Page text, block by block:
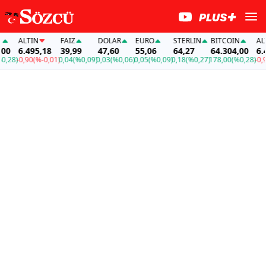
ALTIN
6.495,18
-0,90(%-0,01)
FAİZ
39,99
0,04(%0,09)
DOLAR
47,60
0,03(%0,06)
EURO
55,06
0,05(%0,09)
STERLIN
64,27
0,18(%0,27)
BITCOIN
64.304,00
178,00(%0,28)
ALTIN
-0,90